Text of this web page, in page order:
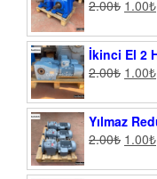
2.00₺ 1.00₺
İkinci El 2
2.00₺ 1.00₺
Yılmaz
2.00₺ 1.00₺